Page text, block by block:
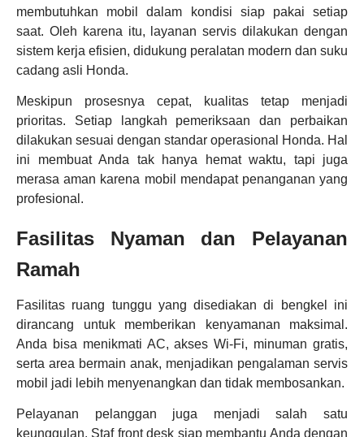
membutuhkan mobil dalam kondisi siap pakai setiap
saat. Oleh karena itu, layanan servis dilakukan dengan
sistem kerja efisien, didukung peralatan modern dan suku
cadang asli Honda.
Meskipun prosesnya cepat, kualitas tetap menjadi
prioritas. Setiap langkah pemeriksaan dan perbaikan
dilakukan sesuai dengan standar operasional Honda. Hal
ini membuat Anda tak hanya hemat waktu, tapi juga
merasa aman karena mobil mendapat penanganan yang
profesional.
Fasilitas Nyaman dan Pelayanan
Ramah
Fasilitas ruang tunggu yang disediakan di bengkel ini
dirancang untuk memberikan kenyamanan maksimal.
Anda bisa menikmati AC, akses Wi-Fi, minuman gratis,
serta area bermain anak, menjadikan pengalaman servis
mobil jadi lebih menyenangkan dan tidak membosankan.
Pelayanan pelanggan juga menjadi salah satu
keunggulan. Staf front desk siap membantu Anda dengan